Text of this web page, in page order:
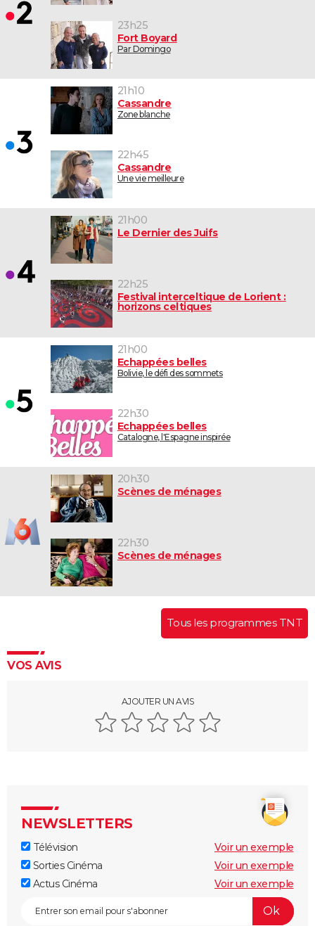
23h25
Fort Boyard
Par Domingo
21h10
Cassandre
Zone blanche
22h45
Cassandre
Une vie meilleure
21h00
Le Dernier des Juifs
22h25
Festival interceltique de Lorient :
horizons celtiques
21h00
Echappées belles
Bolivie, le défi des sommets
22h30
Echappées belles
Catalogne, l'Espagne inspirée
20h30
Scènes de ménages
22h30
Scènes de ménages
Tous les programmes TNT
VOS AVIS
AJOUTER UN AVIS
NEWSLETTERS
Télévision
Voir un exemple
Sorties Cinéma
Voir un exemple
Actus Cinéma
Voir un exemple